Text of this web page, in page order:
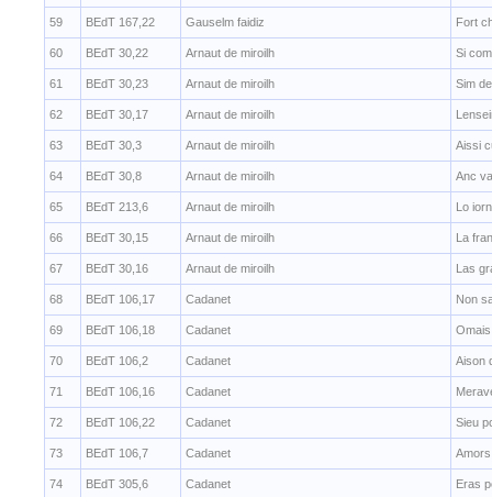
59 BEdT 167,22 Gauselm faidiz Fort
60 BEdT 30,22 Arnaut de miroilh Si
61 BEdT 30,23 Arnaut de miroilh Sim
62 BEdT 30,17 Arnaut de miroilh
63 BEdT 30,3 Arnaut de miroilh Aissi
64 BEdT 30,8 Arnaut de miroilh Anc
65 BEdT 213,6 Arnaut de miroilh Lo
66 BEdT 30,15 Arnaut de miroilh La
67 BEdT 30,16 Arnaut de miroilh Las
68 BEdT 106,17 Cadanet Non
69 BEdT 106,18 Cadanet
70 BEdT 106,2 Cadanet Aison
71 BEdT 106,16 Cadanet
72 BEdT 106,22 Cadanet Sieu
73 BEdT 106,7 Cadanet
74 BEdT 305,6 Cadanet Eras